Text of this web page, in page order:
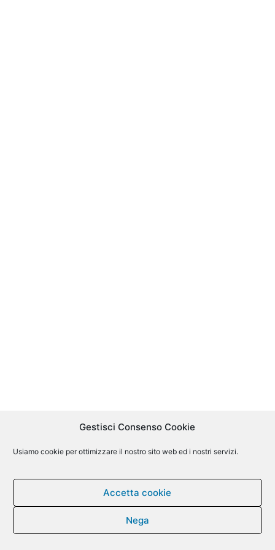
Gestisci Consenso Cookie
Usiamo cookie per ottimizzare il nostro sito web ed i nostri servizi.
Accetta cookie
Nega